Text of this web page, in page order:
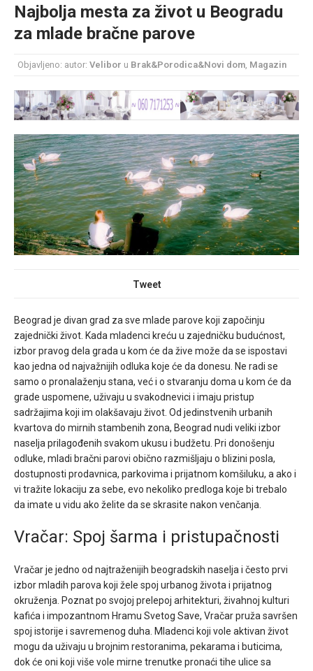
mesec još lepšim
Poklon koji će vaša druga polovina zauvek pamtiti
Najbolja mesta za život u Beogradu
za mlade bračne parove
Objavljeno: autor: Velibor u Brak&Porodica&Novi dom, Magazin
Tweet
Beograd je divan grad za sve mlade parove koji započinju
zajednički život. Kada mladenci kreću u zajedničku budućnost,
izbor pravog dela grada u kom će da žive može da se ispostavi
kao jedna od najvažnijih odluka koje će da donesu. Ne radi se
samo o pronalaženju stana, već i o stvaranju doma u kom će da
grade uspomene, uživaju u svakodnevici i imaju pristup
sadržajima koji im olakšavaju život. Od jedinstvenih urbanih
kvartova do mirnih stambenih zona, Beograd nudi veliki izbor
naselja prilagođenih svakom ukusu i budžetu. Pri donošenju
odluke, mladi bračni parovi obično razmišljaju o blizini posla,
dostupnosti prodavnica, parkovima i prijatnom komšiluku, a ako i
vi tražite lokaciju za sebe, evo nekoliko predloga koje bi trebalo
da imate u vidu ako želite da se skrasite nakon venčanja.
Vračar: Spoj šarma i pristupačnosti
Vračar je jedno od najtraženijih beogradskih naselja i često prvi
izbor mladih parova koji žele spoj urbanog života i prijatnog
okruženja. Poznat po svojoj prelepoj arhitekturi, živahnoj kulturi
kafića i impozantnom Hramu Svetog Save, Vračar pruža savršen
spoj istorije i savremenog duha. Mladenci koji vole aktivan život
mogu da uživaju u brojnim restoranima, pekarama i buticima,
dok će oni koji više vole mirne trenutke pronaći tihe ulice sa